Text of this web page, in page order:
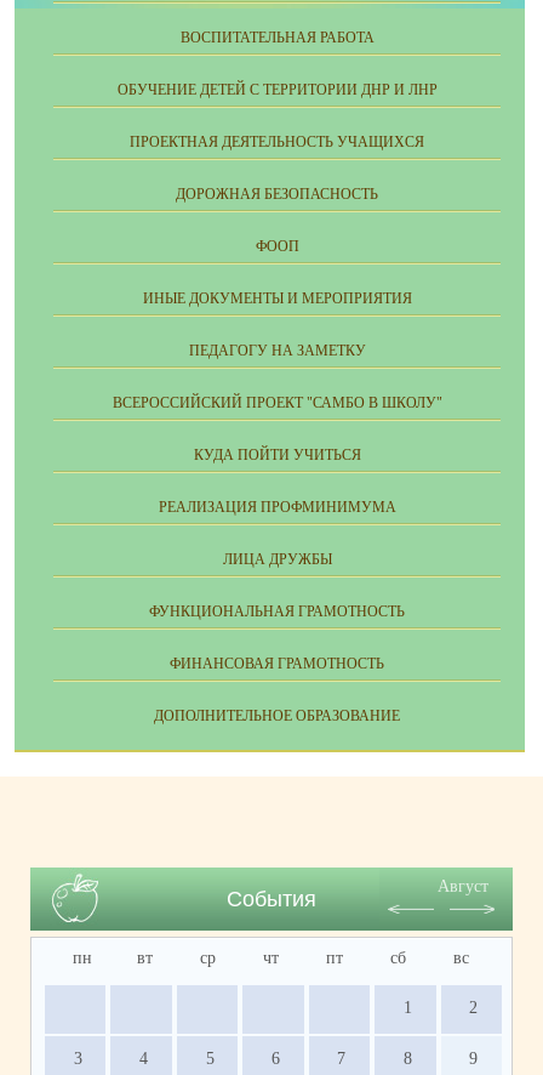
ВОСПИТАТЕЛЬНАЯ РАБОТА
ОБУЧЕНИЕ ДЕТЕЙ С ТЕРРИТОРИИ ДНР И ЛНР
ПРОЕКТНАЯ ДЕЯТЕЛЬНОСТЬ УЧАЩИХСЯ
ДОРОЖНАЯ БЕЗОПАСНОСТЬ
ФООП
ИНЫЕ ДОКУМЕНТЫ И МЕРОПРИЯТИЯ
ПЕДАГОГУ НА ЗАМЕТКУ
ВСЕРОССИЙСКИЙ ПРОЕКТ "САМБО В ШКОЛУ"
КУДА ПОЙТИ УЧИТЬСЯ
РЕАЛИЗАЦИЯ ПРОФМИНИМУМА
ЛИЦА ДРУЖБЫ
ФУНКЦИОНАЛЬНАЯ ГРАМОТНОСТЬ
ФИНАНСОВАЯ ГРАМОТНОСТЬ
ДОПОЛНИТЕЛЬНОЕ ОБРАЗОВАНИЕ
События
Август
пн вт ср чт пт сб вс
1 2
3 4 5 6 7 8 9